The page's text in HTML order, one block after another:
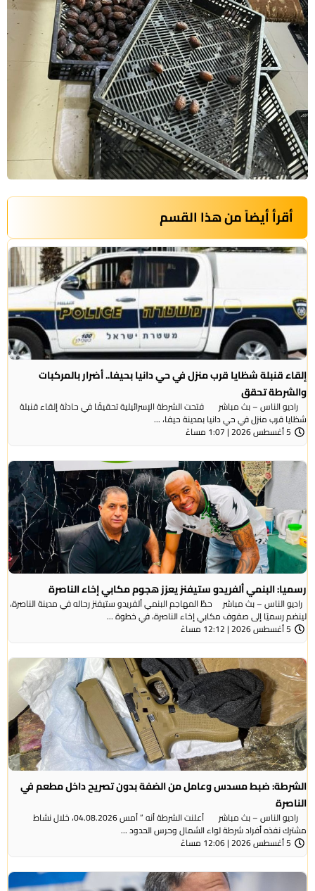
أقرأ أيضاً من هذا القسم
إلقاء قنبلة شظايا قرب منزل في حي دانيا بحيفا.. أضرار بالمركبات
والشرطة تحقق
راديو الناس – بث مباشر فتحت الشرطة الإسرائيلية تحقيقًا في حادثة إلقاء قنبلة
شظايا قرب منزل في حي دانيا بمدينة حيفا، ...
5 أغسطس 2026 | 1:07 مساءً
رسميا: البنمي ألفريدو ستيفنز يعزز هجوم مكابي إخاء الناصرة
راديو الناس – بث مباشر حطّ المهاجم البنمي ألفريدو ستيفنز رحاله في مدينة الناصرة،
لينضم رسميًا إلى صفوف مكابي إخاء الناصرة، في خطوة ...
5 أغسطس 2026 | 12:12 مساءً
الشرطة: ضبط مسدس وعامل من الضفة بدون تصريح داخل مطعم في
الناصرة
راديو الناس – بث مباشر أعلنت الشرطة أنه ” أمس 04.08.2026، خلال نشاط
مشترك نفذه أفراد شرطة لواء الشمال وحرس الحدود ...
5 أغسطس 2026 | 12:06 مساءً